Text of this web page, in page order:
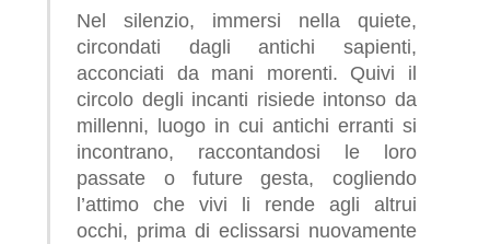
Nel silenzio, immersi nella quiete,
circondati dagli antichi sapienti,
acconciati da mani morenti. Quivi il
circolo degli incanti risiede intonso da
millenni, luogo in cui antichi erranti si
incontrano, raccontandosi le loro
passate o future gesta, cogliendo
l’attimo che vivi li rende agli altrui
occhi, prima di eclissarsi nuovamente